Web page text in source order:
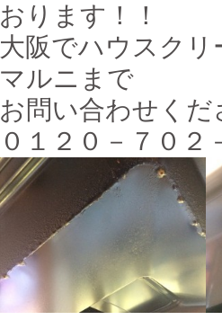
おります！！
大阪でハウスク
マルニまで
お問い合わせくだ
０１２０－７０２